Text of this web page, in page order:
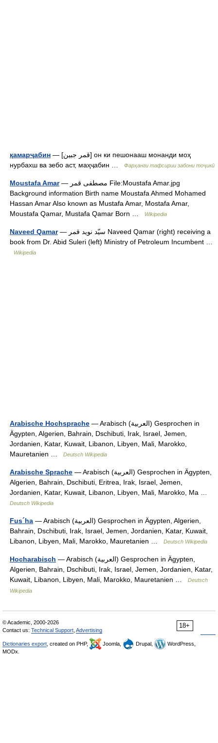
қамарҷабин — [قمر جبين] он ки пешонааш монанди моҳ
нурбахш ва зебо аст, маҳҷабин …
Фарҳанги тафсирии забони тоҷикӣ
Moustafa Amar— مصطفى قمر File:Moustafa Amar.jpg
Background information Birth name Moustafa Ahmed Mohamed
Hassan Amar Also known as Mustafa Amar, Mostafa Amar,
Moustafa Qamar, Mustafa Qamar Born …
Wikipedia
Naveed Qamar— سیّد نوید قمر Naveed Qamar (right) receiving a
book from Dr. Abid Suleri (left) Ministry of Petroleum Incumbent …
Wikipedia
Arabische Hochsprache — Arabisch (العربية) Gesprochen in
Ägypten, Algerien, Bahrain, Dschibuti, Irak, Israel, Jemen,
Jordanien, Katar, Kuwait, Libanon, Libyen, Mali, Marokko,
Mauretanien …
Deutsch Wikipedia
Arabische Sprache — Arabisch (العربية) Gesprochen in Ägypten,
Algerien, Bahrain, Dschibuti, Eritrea, Irak, Israel, Jemen,
Jordanien, Katar, Kuwait, Libanon, Libyen, Mali, Marokko, Ma …
Deutsch Wikipedia
Fus´ha — Arabisch (العربية) Gesprochen in Ägypten, Algerien,
Bahrain, Dschibuti, Irak, Israel, Jemen, Jordanien, Katar, Kuwait,
Libanon, Libyen, Mali, Marokko, Mauretanien …
Deutsch Wikipedia
Hocharabisch — Arabisch (العربية) Gesprochen in Ägypten,
Algerien, Bahrain, Dschibuti, Irak, Israel, Jemen, Jordanien, Katar,
Kuwait, Libanon, Libyen, Mali, Marokko, Mauretanien …
Deutsch
Wikipedia
18+
© Academic, 2000-2026
Contact us: Technical Support Advertising
Dictionaries export , created on PHP, Joomla, Drupal,
WordPress,
MODx.